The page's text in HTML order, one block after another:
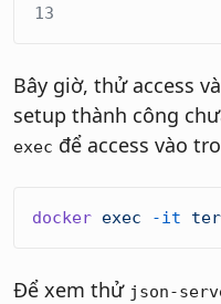
Bây giờ, thử access
setup thành công
exec để access vào
docker exec -it
Để xem thử json-